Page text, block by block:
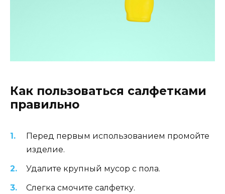
Как пользоваться салфетками
правильно
Перед первым использованием промойте
изделие.
Удалите крупный мусор с пола.
Слегка смочите салфетку.